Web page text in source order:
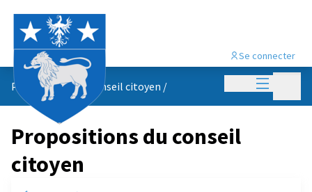
Menu
Se connecter
Propositions du conseil citoyen /
Propositions du conseil
citoyen